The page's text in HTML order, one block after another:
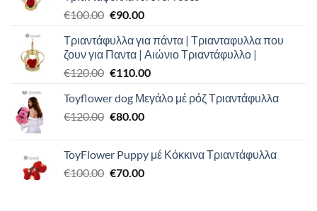
€100.00 Original
was:
€100.00.
€90.00Η
τιμή
είναι:
€90.00.
Τριαντάφυλλα για πάντα | Τριανταφυλλα που
ζουν για Παντα | Αιώνιο Τριαντάφυλλο |
€120.00 Original
was:
€120.00.
€110.00Η
τιμή
Toyflower dog Μεγάλο μέ ρόζ Τριαντάφυλλα
€120.00 Original
€120.00.
€80.00Η
είναι:
€80.00.
ToyFlower Puppy μέ Κόκκινα Τριαντάφυλλα
€100.00 Original
€70.00Η